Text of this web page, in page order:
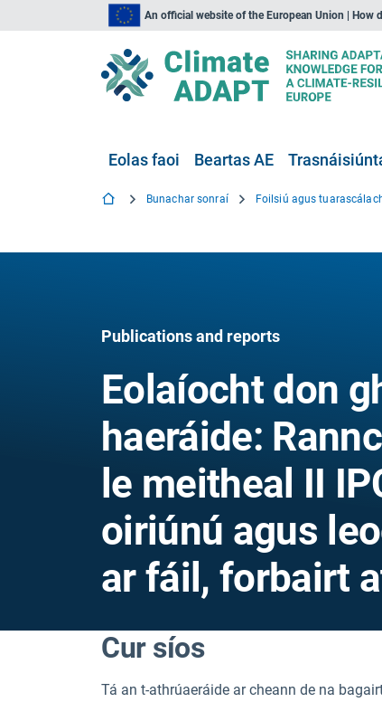
An official website of the European Union | How
Eolas faoi Beartas AE
Bunachar sonraí Foilsiú agus
Publications and reports
Eolaíocht don
haeráide:
le meitheal II
oiriúnú agus
ar fáil, forbairt
Cur síos
Tá an t-athrúaeráide ar cheann de na